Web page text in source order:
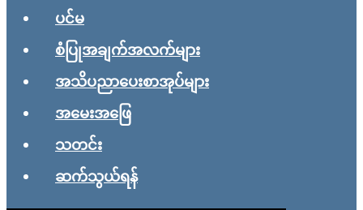
ပင်မ
စံပြုအချက်အလက်များ
အသိပညာပေးစာအုပ်များ
အမေးအဖြေ
သတင်း
ဆက်သွယ်ရန်